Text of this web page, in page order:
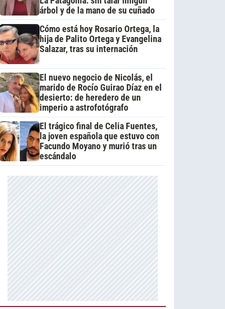
árbol y de la mano de su cuñado
Cómo está hoy Rosario Ortega, la
hija de Palito Ortega y Evangelina
Salazar, tras su internación
El nuevo negocio de Nicolás, el
marido de Rocío Guirao Díaz en el
desierto: de heredero de un
imperio a astrofotógrafo
El trágico final de Celia Fuentes,
la joven española que estuvo con
Facundo Moyano y murió tras un
escándalo